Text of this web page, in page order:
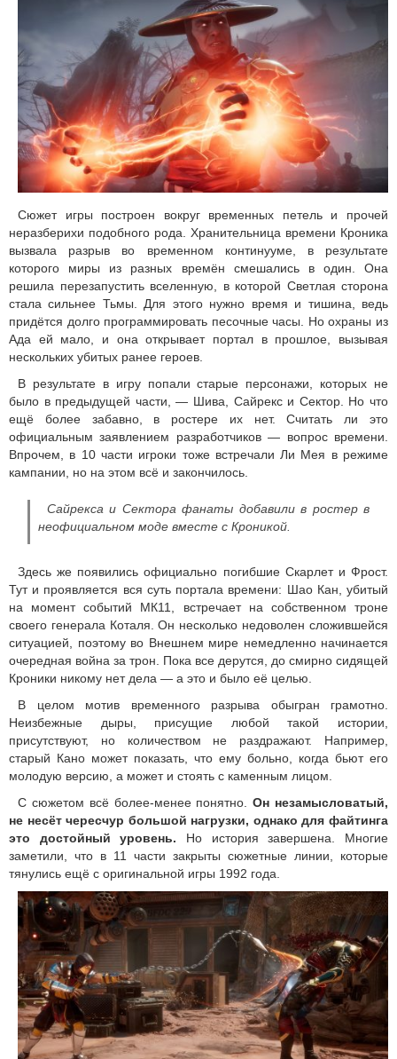
Сюжет игры построен вокруг временных петель и прочей
неразберихи подобного рода. Хранительница времени Кроника
вызвала разрыв во временном континууме, в результате
которого миры из разных времён смешались в один. Она
решила перезапустить вселенную, в которой Светлая сторона
стала сильнее Тьмы. Для этого нужно время и тишина, ведь
придётся долго программировать песочные часы. Но охраны из
Ада ей мало, и она открывает портал в прошлое, вызывая
нескольких убитых ранее героев.
В результате в игру попали старые персонажи, которых не
было в предыдущей части, — Шива, Сайрекс и Сектор. Но что
ещё более забавно, в ростере их нет. Считать ли это
официальным заявлением разработчиков — вопрос времени.
Впрочем, в 10 части игроки тоже встречали Ли Мея в режиме
кампании, но на этом всё и закончилось.
Сайрекса и Сектора фанаты добавили в ростер в
неофициальном моде вместе с Кроникой.
Здесь же появились официально погибшие Скарлет и Фрост.
Тут и проявляется вся суть портала времени: Шао Кан, убитый
на момент событий МК11, встречает на собственном троне
своего генерала Коталя. Он несколько недоволен сложившейся
ситуацией, поэтому во Внешнем мире немедленно начинается
очередная война за трон. Пока все дерутся, до смирно сидящей
Кроники никому нет дела — а это и было её целью.
В целом мотив временного разрыва обыгран грамотно.
Неизбежные дыры, присущие любой такой истории,
присутствуют, но количеством не раздражают. Например,
старый Кано может показать, что ему больно, когда бьют его
молодую версию, а может и стоять с каменным лицом.
С сюжетом всё более-менее понятно.Он незамысловатый,
не несёт чересчур большой нагрузки, однако для файтинга
это достойный уровень. Но история завершена. Многие
заметили, что в 11 части закрыты сюжетные линии, которые
тянулись ещё с оригинальной игры 1992 года.